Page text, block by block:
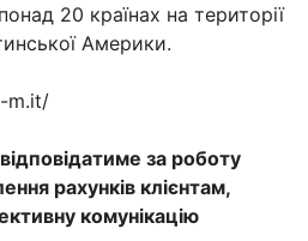
20 країнах на території
Америки.
m.it/
за роботу
рахунків клієнтам,
комунікацію